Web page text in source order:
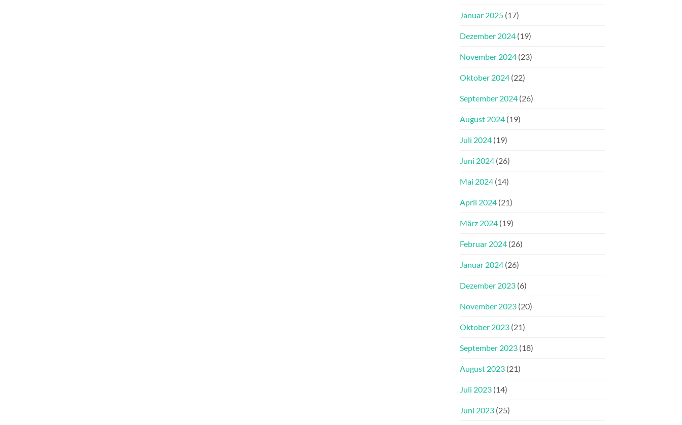
Januar 2025 (17)
Dezember 2024 (19)
November 2024 (23)
Oktober 2024 (22)
September 2024 (26)
August 2024 (19)
Juli 2024 (19)
Juni 2024 (26)
Mai 2024 (14)
April 2024 (21)
März 2024 (19)
Februar 2024 (26)
Januar 2024 (26)
Dezember 2023 (6)
November 2023 (20)
Oktober 2023 (21)
September 2023 (18)
August 2023 (21)
Juli 2023 (14)
Juni 2023 (25)